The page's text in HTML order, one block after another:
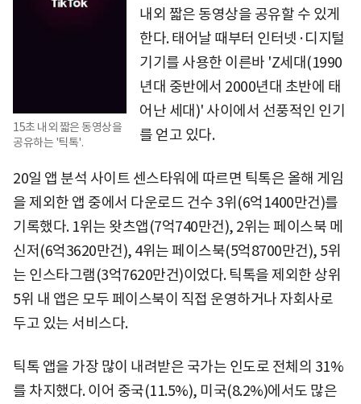
15초 내외 짧은 동영상을
공유하는 '틱톡'.
내외 짧은 동영상을 공유할 수 있게
한다. 태어날 때부터 인터넷·디지털
기기를 사용한 이른바 'Z세대(1990
년대 중반에서 2000년대 초반에 태
어난 세대)' 사이에서 선풍적인 인기
를 얻고 있다.
20일 앱 분석 사이트 센스타워에 따르면 틱톡은 올해 게임
을 제외한 앱 중에서 다운로드 건수 3위(6억1400만건)를
기록했다. 1위는 왓츠앱(7억740만건), 2위는 페이스북 메
신저(6억3620만건), 4위는 페이스북(5억8700만건), 5위
는 인스타그램(3억7620만건)이었다. 틱톡을 제외한 상위
5위 내 앱은 모두 페이스북이 직접 운영하거나 자회사로
두고 있는 서비스다.
틱톡 앱을 가장 많이 내려받은 국가는 인도로 전체의 31%
를 차지했다. 이어 중국(11.5%), 미국(8.2%)에서도 많은